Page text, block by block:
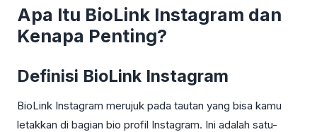
Apa Itu BioLink Instagram dan
Kenapa Penting?
Definisi BioLink Instagram
BioLink Instagram merujuk pada tautan yang bisa kamu
letakkan di bagian bio profil Instagram. Ini adalah satu-